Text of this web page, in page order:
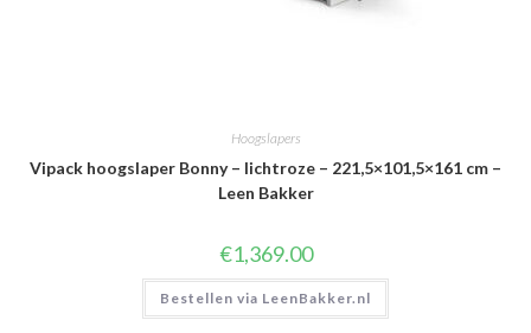
Hoogslapers
Vipack hoogslaper Bonny – lichtroze – 221,5×101,5×161 cm –
Leen Bakker
€1,369.00
Bestellen via LeenBakker.nl